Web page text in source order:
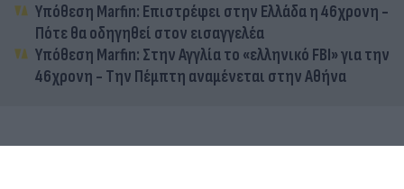
Υπόθεση Marfin: Επιστρέφει στην Ελλάδα η 46χρονη -
Πότε θα οδηγηθεί στον εισαγγελέα
Υπόθεση Marfin: Στην Αγγλία το «ελληνικό FBI» για την
46χρονη - Την Πέμπτη αναμένεται στην Αθήνα